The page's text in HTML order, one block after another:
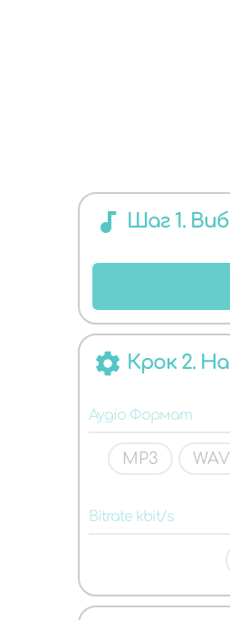
ДЛЯ
ЯКИХ
АУДІО
audiotrack Шаг 1.
settings Крок 2.
Аудіо Формат
MP3 WAV
Bitrate kbit/s